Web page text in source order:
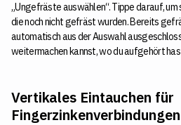
„Ungefräste auswählen“. Tippe darauf,
die noch nicht gefräst wurden. Bereits
automatisch aus der Auswahl
weitermachen kannst, wo du aufgehört
Vertikales Eintauchen für
Fingerzinkenverbindungen